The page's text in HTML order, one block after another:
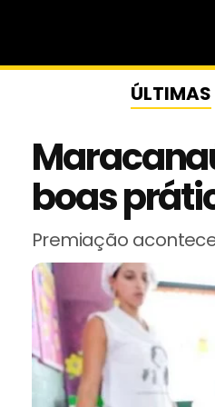
ÚLTIMAS
boas
Premiação